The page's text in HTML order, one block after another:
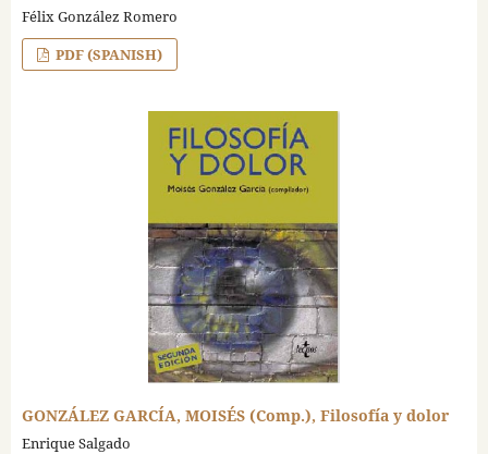
Félix González Romero
PDF (SPANISH)
GONZÁLEZ GARCÍA, MOISÉS (Comp.), Filosofía y dolor
Enrique Salgado